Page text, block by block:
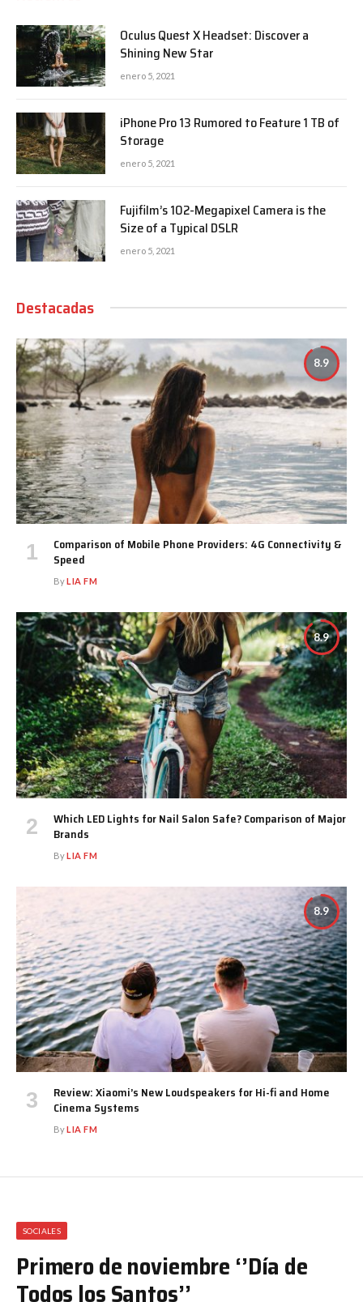
Oculus Quest X Headset: Discover a
Shining New Star
enero 5, 2021
iPhone Pro 13 Rumored to Feature 1 TB of
Storage
enero 5, 2021
Fujifilm’s 102-Megapixel Camera is the
Size of a Typical DSLR
enero 5, 2021
Destacadas
8.9
Comparison of Mobile Phone Providers: 4G Connectivity &
Speed
ByLIA FM
8.9
Which LED Lights for Nail Salon Safe? Comparison of Major
Brands
ByLIA FM
8.9
Review: Xiaomi’s New Loudspeakers for Hi-fi and Home
Cinema Systems
ByLIA FM
SOCIALES
Primero de noviembre ‘’Día de
Todos los Santos’’